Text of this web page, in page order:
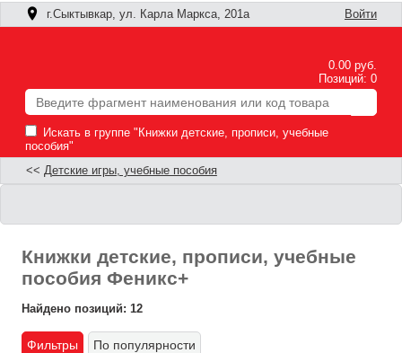
г.Сыктывкар, ул. Карла Маркса, 201а Войти
0.00 руб.
Позиций: 0
Искать в группе "Книжки детские, прописи, учебные
пособия"
<< Детские игры, учебные пособия
Книжки детские, прописи, учебные
пособия Феникс+
Найдено позиций: 12
Фильтры По популярности